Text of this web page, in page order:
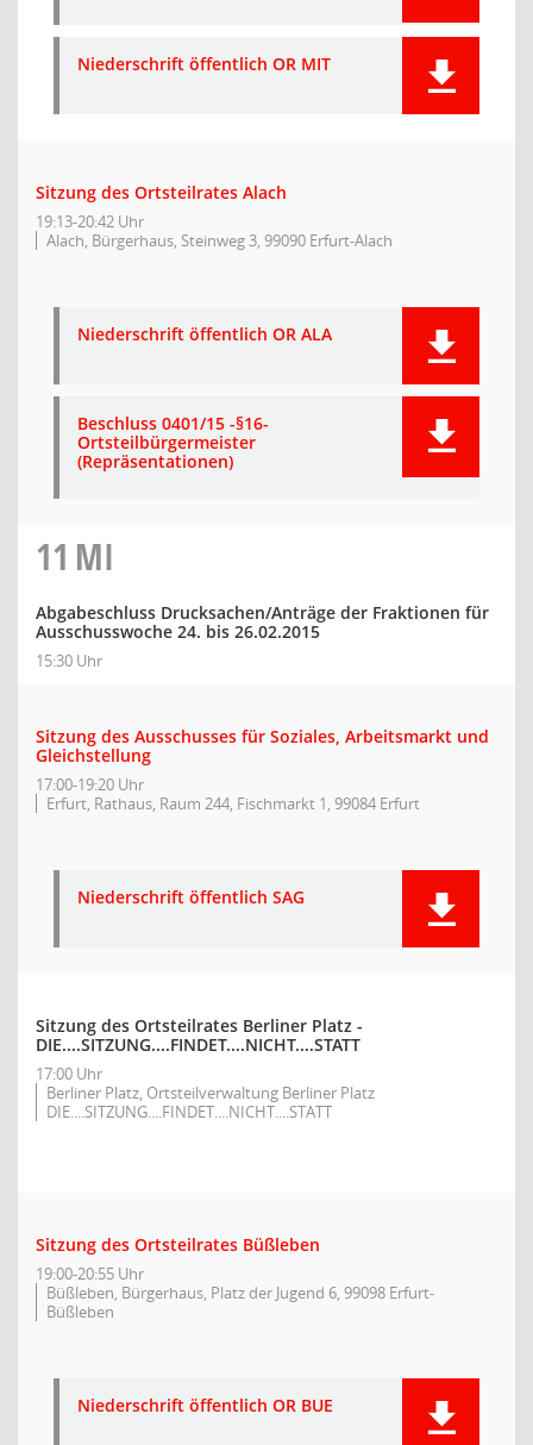
Niederschrift öffentlich OR MIT
Sitzung des Ortsteilrates Alach
19:13-20:42 Uhr
Alach, Bürgerhaus, Steinweg 3, 99090 Erfurt-Alach
Niederschrift öffentlich OR ALA
Beschluss 0401/15 -§16-
Ortsteilbürgermeister
(Repräsentationen)
11 MI
Abgabeschluss Drucksachen/Anträge der Fraktionen für
Ausschusswoche 24. bis 26.02.2015
15:30 Uhr
Sitzung des Ausschusses für Soziales, Arbeitsmarkt und
Gleichstellung
17:00-19:20 Uhr
Erfurt, Rathaus, Raum 244, Fischmarkt 1, 99084 Erfurt
Niederschrift öffentlich SAG
Sitzung des Ortsteilrates Berliner Platz -
DIE....SITZUNG....FINDET....NICHT....STATT
17:00 Uhr
Berliner Platz, Ortsteilverwaltung Berliner Platz
DIE....SITZUNG....FINDET....NICHT....STATT
Sitzung des Ortsteilrates Büßleben
19:00-20:55 Uhr
Büßleben, Bürgerhaus, Platz der Jugend 6, 99098 Erfurt-
Büßleben
Niederschrift öffentlich OR BUE